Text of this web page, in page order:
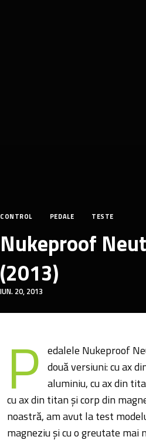
CONTROL PEDALE TESTE
Nukeproof
(2013)
IUN. 20, 2013
P edalele Nukeproof
două versiuni: cu ax
aluminiu, cu ax din
cu ax din titan și corp din
noastră, am avut la test
magneziu și cu o greutate mai